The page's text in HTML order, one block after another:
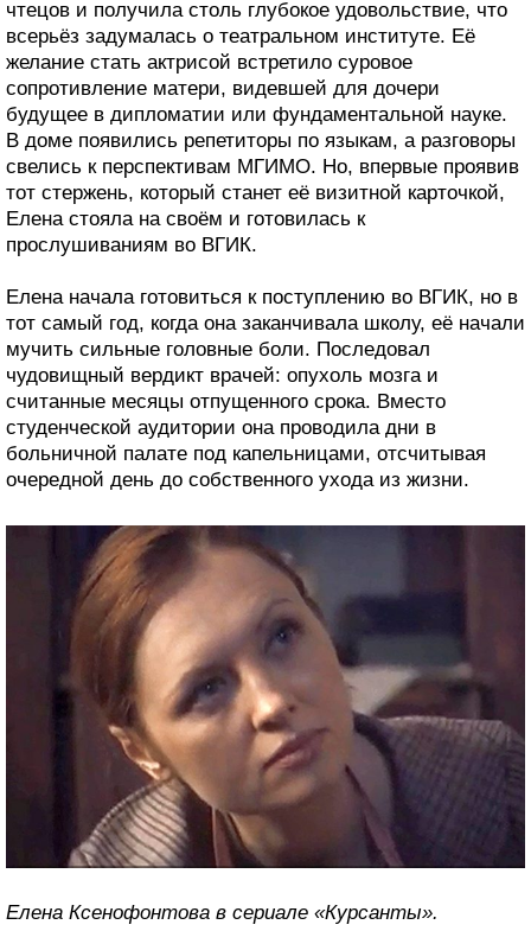
чтецов и получила столь глубокое удовольствие, что
всерьёз задумалась о театральном институте. Её
желание стать актрисой встретило суровое
сопротивление матери, видевшей для дочери
будущее в дипломатии или фундаментальной науке.
В доме появились репетиторы по языкам, а разговоры
свелись к перспективам МГИМО. Но, впервые проявив
тот стержень, который станет её визитной карточкой,
Елена стояла на своём и готовилась к
прослушиваниям во ВГИК.
Елена начала готовиться к поступлению во ВГИК, но в
тот самый год, когда она заканчивала школу, её начали
мучить сильные головные боли. Последовал
чудовищный вердикт врачей: опухоль мозга и
считанные месяцы отпущенного срока. Вместо
студенческой аудитории она проводила дни в
больничной палате под капельницами, отсчитывая
очередной день до собственного ухода из жизни.
Елена Ксенофонтова в сериале «Курсанты».